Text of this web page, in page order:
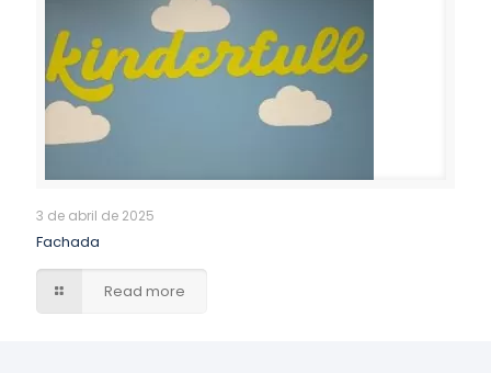
3 de abril de 2025
Fachada
Read more